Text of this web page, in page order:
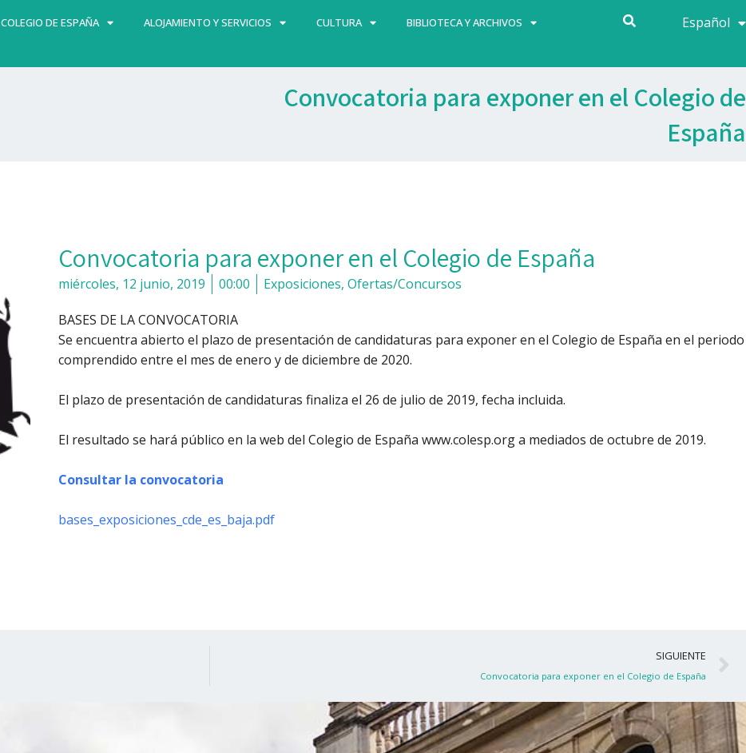
COLEGIO DE ESPAÑA ALOJAMIENTO Y SERVICIOS CULTURA BIBLIOTECA Y ARCHIVOS Español
Français
Convocatoria para exponer en el Colegio de
España
Convocatoria para exponer en el Colegio de España
miércoles, 12 junio, 2019 00:00 Exposiciones, Ofertas/Concursos
BASES DE LA CONVOCATORIA
Se encuentra abierto el plazo de presentación de candidaturas para exponer en el Colegio de España en el periodo
comprendido entre el mes de enero y de diciembre de 2020.
El plazo de presentación de candidaturas finaliza el 26 de julio de 2019, fecha incluida.
El resultado se hará público en la web del Colegio de España www.colesp.org a mediados de octubre de 2019.
Consultar la convocatoria
bases_exposiciones_cde_es_baja.pdf
SIGUIENTE
Convocatoria para exponer en el Colegio de España